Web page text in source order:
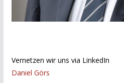
Vernetzen wir uns via LinkedIn
Daniel Görs